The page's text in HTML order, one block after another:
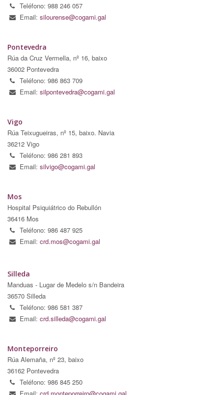
Teléfono: 988 246 057
Email: silourense@cogami.gal
Pontevedra
Rúa da Cruz Vermella, nº 16, baixo
36002 Pontevedra
Teléfono: 986 863 709
Email: silpontevedra@cogami.gal
Vigo
Rúa Teixugueiras, nº 15, baixo. Navia
36212 Vigo
Teléfono: 986 281 893
Email: silvigo@cogami.gal
Mos
Hospital Psiquiátrico do Rebullón
36416 Mos
Teléfono: 986 487 925
Email: crd.mos@cogami.gal
Silleda
Manduas - Lugar de Medelo s/n Bandeira
36570 Silleda
Teléfono: 986 581 387
Email: crd.silleda@cogami.gal
Monteporreiro
Rúa Alemaña, nº 23, baixo
36162 Pontevedra
Teléfono: 986 845 250